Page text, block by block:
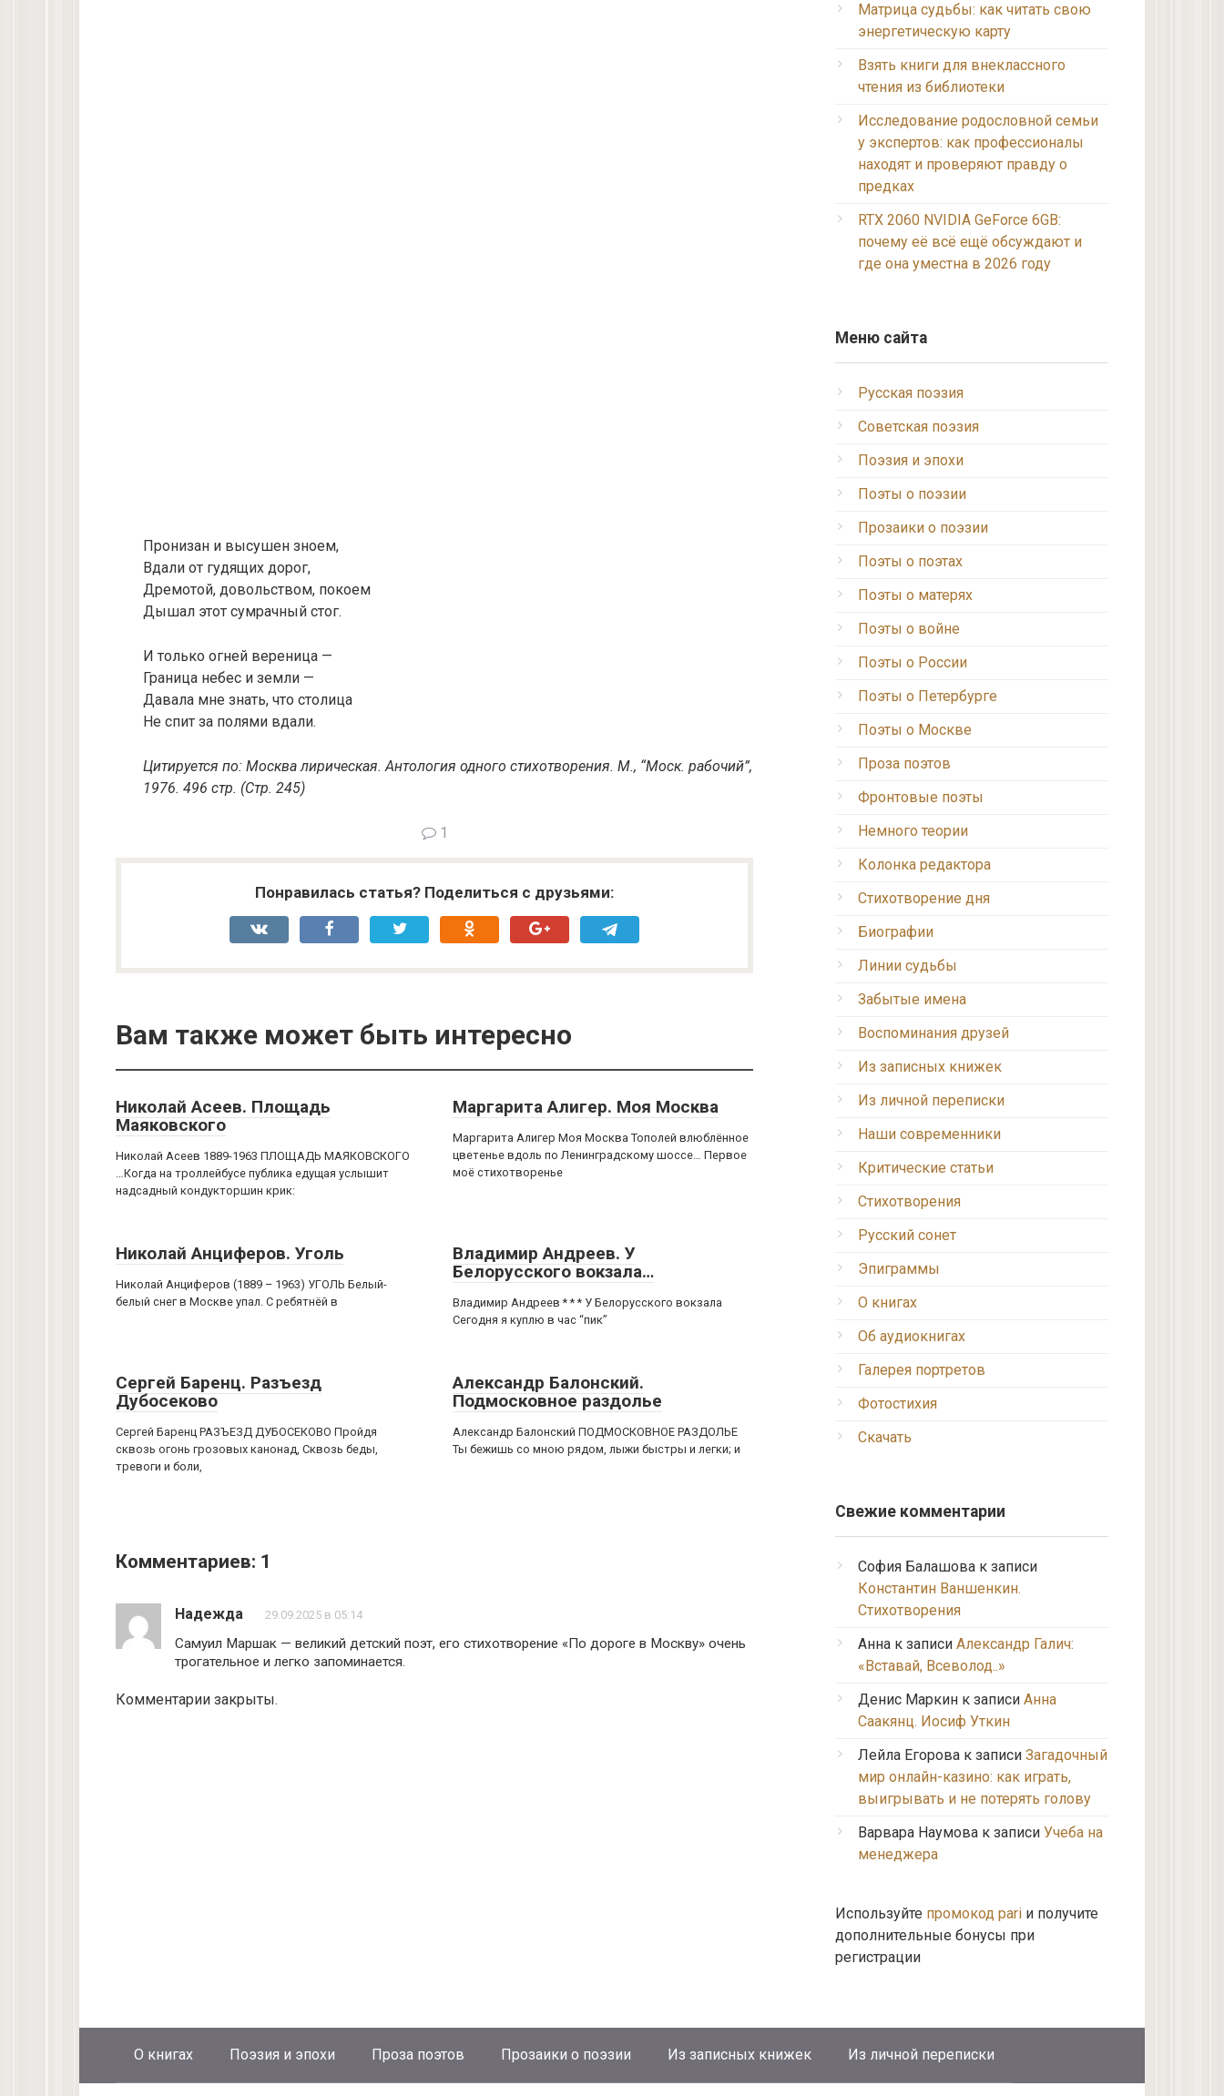
Пронизан и высушен зноем,
Вдали от гудящих дорог,
Дремотой, довольством, покоем
Дышал этот сумрачный стог.
И только огней вереница —
Граница небес и земли —
Давала мне знать, что столица
Не спит за полями вдали.
Цитируется по: Москва лирическая. Антология одного стихотворения. М., “Моск. рабочий”,
1976. 496 стр. (Стр. 245)
1
Понравилась статья? Поделиться с друзьями:
Вам также может быть интересно
Николай Асеев. Площадь
Маяковского
Николай Асеев 1889-1963 ПЛОЩАДЬ МАЯКОВСКОГО
…Когда на троллейбусе публика едущая услышит
надсадный кондукторшин крик:
Маргарита Алигер. Моя Москва
Маргарита Алигер Моя Москва Тополей влюблённое
цветенье вдоль по Ленинградскому шоссе… Первое
моё стихотворенье
Николай Анциферов. Уголь
Николай Анциферов (1889 – 1963) УГОЛЬ Белый-
белый снег в Москве упал. С ребятнёй в
Владимир Андреев. У
Белорусского вокзала…
Владимир Андреев * * * У Белорусского вокзала
Сегодня я куплю в час “пик”
Сергей Баренц. Разъезд
Дубосеково
Сергей Баренц РАЗЪЕЗД ДУБОСЕКОВО Пройдя
сквозь огонь грозовых канонад, Сквозь беды,
тревоги и боли,
Александр Балонский.
Подмосковное раздолье
Александр Балонский ПОДМОСКОВНОЕ РАЗДОЛЬЕ
Ты бежишь со мною рядом, лыжи быстры и легки; и
Комментариев: 1
Надежда 29.09.2025 в 05:14
Самуил Маршак — великий детский поэт, его стихотворение «По дороге в Москву» очень
трогательное и легко запоминается.
Комментарии закрыты.
Матрица судьбы: как читать свою
энергетическую карту
Взять книги для внеклассного
чтения из библиотеки
Исследование родословной семьи
у экспертов: как профессионалы
находят и проверяют правду о
предках
RTX 2060 NVIDIA GeForce 6GB:
почему её всё ещё обсуждают и
где она уместна в 2026 году
Меню сайта
Русская поэзия
Советская поэзия
Поэзия и эпохи
Поэты о поэзии
Прозаики о поэзии
Поэты о поэтах
Поэты о матерях
Поэты о войне
Поэты о России
Поэты о Петербурге
Поэты о Москве
Проза поэтов
Фронтовые поэты
Немного теории
Колонка редактора
Стихотворение дня
Биографии
Линии судьбы
Забытые имена
Воспоминания друзей
Из записных книжек
Из личной переписки
Наши современники
Критические статьи
Стихотворения
Русский сонет
Эпиграммы
О книгах
Об аудиокнигах
Галерея портретов
Фотостихия
Скачать
Свежие комментарии
София Балашова к записи
Константин Ваншенкин.
Стихотворения
Анна к записи Александр Галич:
«Вставай, Всеволод..»
Денис Маркин к записи Анна
Саакянц. Иосиф Уткин
Лейла Егорова к записи Загадочный
мир онлайн-казино: как играть,
выигрывать и не потерять голову
Варвара Наумова к записи Учеба на
менеджера
Используйте промокод pari и получите
дополнительные бонусы при
регистрации
О книгах Поэзия и эпохи Проза поэтов Прозаики о поэзии Из записных книжек Из личной переписки